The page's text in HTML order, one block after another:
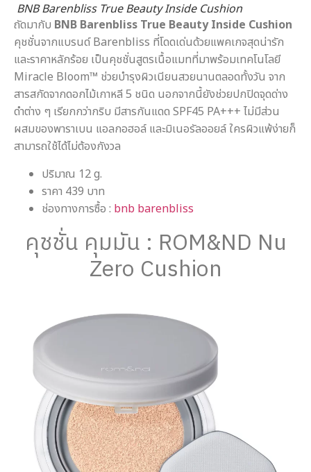
BNB Barenbliss True Beauty Inside Cushion
ถัดมากับ BNB Barenbliss True Beauty Inside Cushion
คุชชั่นจากแบรนด์ Barenbliss ที่โดดเด่นด้วยแพคเกจสุดน่ารัก
และราคาหลักร้อย เป็นคุชชั่นสูตรเนื้อแมทที่มาพร้อมเทคโนโลยี
Miracle Bloom™ ช่วยบำรุงผิวเนียนสวยนานตลอดทั้งวัน จาก
สารสกัดจากดอกไม้เกาหลี 5 ชนิด นอกจากนี้ยังช่วยปกปิดจุดด่าง
ดำต่าง ๆ เรียกกว่ากริบ มีสารกันแดด SPF45 PA+++ ไม่มีส่วน
ผสมของพาราเบน แอลกอฮอล์ และมิเนอรัลออยล์ ใครผิวแพ้ง่ายก็
สามารถใช้ได้ไม่ต้องกังวล
ปริมาณ 12 g.
ราคา 439 บาท
ช่องทางการซื้อ : bnb barenbliss
คุชชั่น คุมมัน : ROM&ND Nu
Zero Cushion